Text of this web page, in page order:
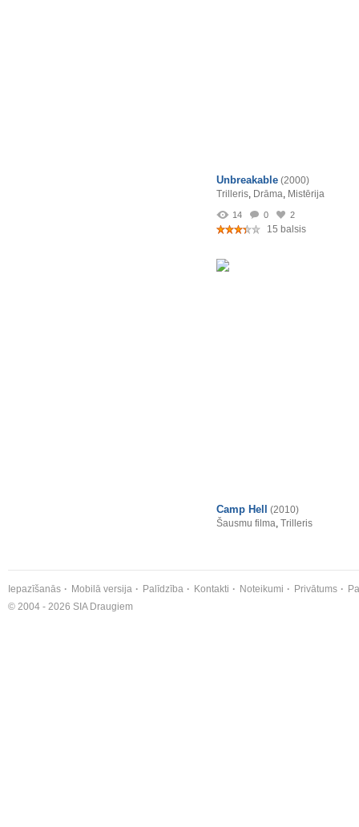
Unbreakable (2000)
Trilleris, Drāma, Mistērija
14 0 2
15 balsis
Camp Hell
(2010)
Šausmu filma, Trilleris
Iepazīšanās Mobilā versija Palīdzība Kontakti Noteikumi Privātums
© 2004 - 2026 SIA Draugiem